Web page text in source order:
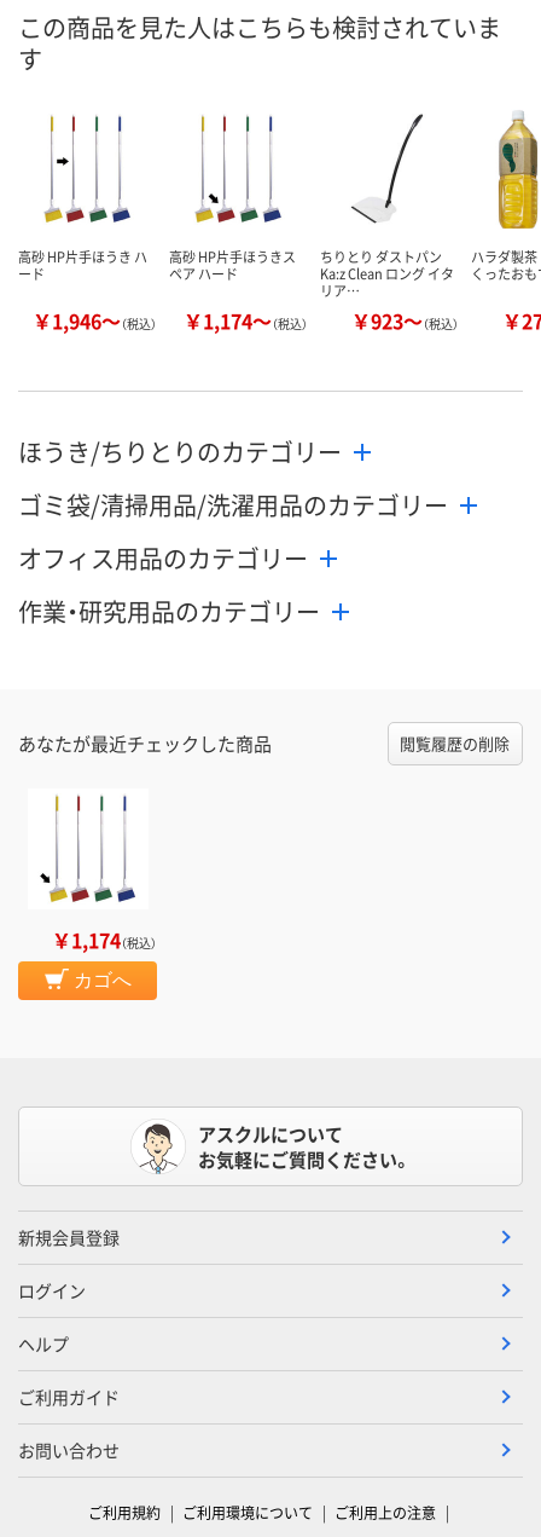
カゴへ カ
この商品を見た人はこちらも検討されていま
す
高砂 HP片手ほうき ハ
ード
￥1,946～（税込）
高砂 HP片手ほうきス
ペア ハード
￥1,174～（税込）
ちりとり ダストパン
Ka:z Clean ロング イタ
リア…
￥923～（税込）
ハラダ製
くったお
￥
ほうき/ちりとりのカテゴリー
ゴミ袋/清掃用品/洗濯用品のカテゴリー
オフィス用品のカテゴリー
作業・研究用品のカテゴリー
あなたが最近チェックした商品 閲覧履歴の削除
￥1,174（税込）
カゴへ
アスクルについて
お気軽にご質問ください。
新規会員登録
ログイン
ヘルプ
ご利用ガイド
お問い合わせ
ご利用規約 ご利用環境について
ご利用上の注意